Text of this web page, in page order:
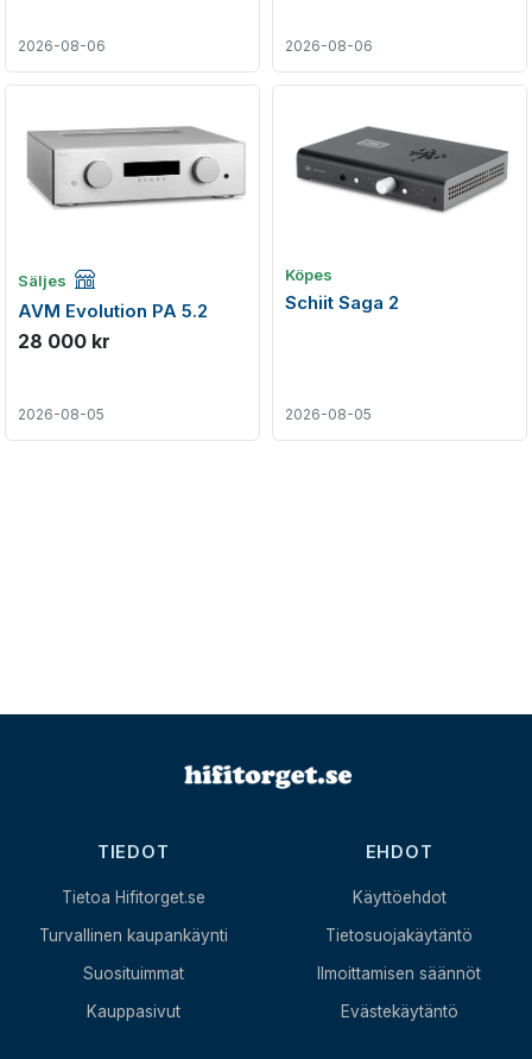
2026-08-06 2026-08-06
Säljes Företagsannons
AVM Evolution PA 5.2
28 000 kr
2026-08-05
Köpes
Schiit Saga 2
2026-08-05
TIEDOT
Tietoa Hifitorget.se
Turvallinen kaupankäynti
Suosituimmat
Kauppasivut
EHDOT
Käyttöehdot
Tietosuojakäytäntö
Ilmoittamisen säännöt
Evästekäytäntö